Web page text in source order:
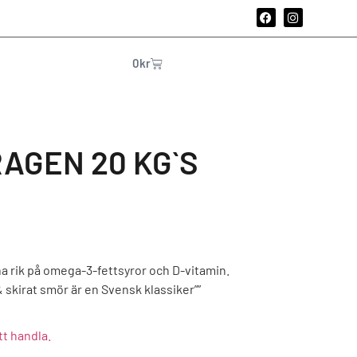
0kr
20 KG`S
rik på omega-3-fettsyror och D-vitamin.
smör är en Svensk klassiker””
handla.